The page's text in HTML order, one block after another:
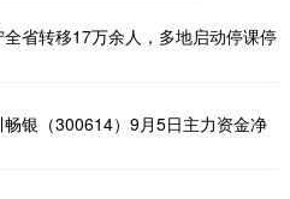
省转移17万余人，多地启动停课停
银（300614）9月5日主力资金净